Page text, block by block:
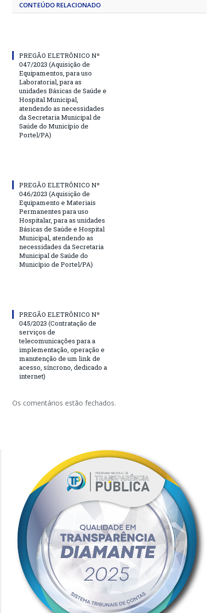
CONTEÚDO RELACIONADO
PREGÃO ELETRÔNICO Nº
047/2023 (Aquisição de
Equipamentos, para uso
Laboratorial, para as
unidades Básicas de Saúde e
Hospital Municipal,
atendendo as necessidades
da Secretaria Municipal de
Saúde do Município de
Portel/PA)
PREGÃO ELETRÔNICO Nº
046/2023 (Aquisição de
Equipamento e Materiais
Permanentes para uso
Hospitalar, para as unidades
Básicas de Saúde e Hospital
Municipal, atendendo as
necessidades da Secretaria
Municipal de Saúde do
Município de Portel/PA)
PREGÃO ELETRÔNICO Nº
045/2023 (Contratação de
serviços de
telecomunicações para a
implementação, operação e
manutenção de um link de
acesso, síncrono, dedicado a
internet)
Os comentários estão fechados.